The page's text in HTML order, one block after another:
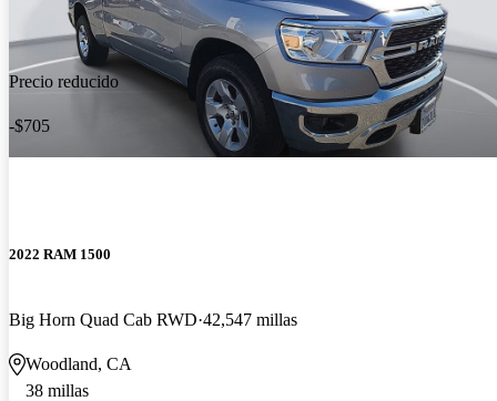
Precio reducido
-$705
2022 RAM 1500
Big Horn Quad Cab RWD 42,547 millas
Woodland, CA
38 millas